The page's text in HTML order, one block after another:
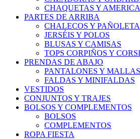
CHAQUETAS Y
PARTES DE ARRIBA
CHALECOS Y
JERSÉIS Y POLOS
BLUSAS Y CAMISAS
TOPS CORPIÑOS Y
PRENDAS DE ABAJO
PANTALONES Y MALLAS
FALDAS Y MINIFALDAS
VESTIDOS
CONJUNTOS Y TRAJES
BOLSOS Y COMPLEMENTOS
BOLSOS
COMPLEMENTOS
ROPA FIESTA